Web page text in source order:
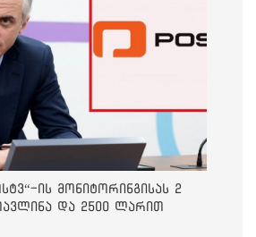
ის მონიტორინგისას 2
და 2500 ლარით